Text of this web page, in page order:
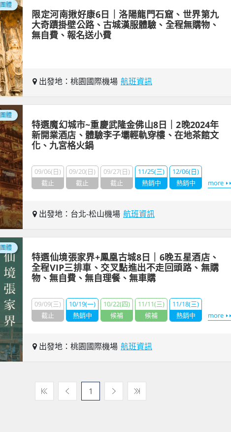
團體
限定河南揪好康6日｜洛陽龍門石窟、世界第九
大奇蹟掛壁公路、古城漢服體驗、全程無購物、
無自費、報名送小費
出發地：桃園國際機場 航班資訊
團體
特選魔幻城市~重慶武隆金佛山8日｜2晚2024年
新開業酒店、體驗李子壩輕軌穿樓、在地茶館文
化、九宮格火鍋
09/06(日)
截止
09/20(日)
截止
09/27(日)
截止
11/25(三)
熱銷中
12/06(日)
熱銷中
more
出發地：台北-松山機場 航班資訊
團體
特選仙境張家界+鳳凰古城8日｜6晚五星酒店、
全程VIP三排車、交叉點進出不走回頭路、無購
物、無自費、無自理餐、無車購
09/09(三)
截止
10/19(一)
熱銷中
10/22(四)
候補
11/11(三)
候補
11/18(三)
熱銷中
more
出發地：桃園國際機場 航班資訊
1